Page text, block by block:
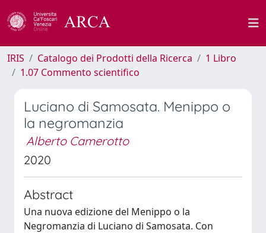
IRIS Catalogo dei Prodotti della Ricerca
1 Libro
1.07 Commento scientifico
Luciano di Samosata. Menippo o
la negromanzia
Alberto Camerotto
2020
Abstract
Una nuova edizione del Menippo o la
Negromanzia di Luciano di Samosata. Con